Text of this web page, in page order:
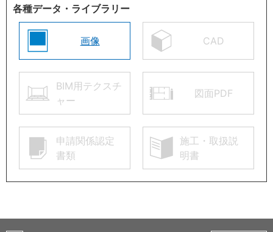
各種データ・ライブラリー
画像 CAD
BIM用テクスチ
ャー
図面PDF
申請関係認定
書類
施工・取扱説
明書